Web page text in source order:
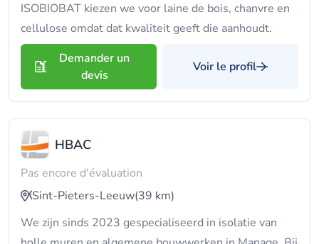
ISOBIOBAT kiezen we voor laine de bois, chanvre en
cellulose omdat dat kwaliteit geeft die aanhoudt.
Demander un
devis
Voir le profil
HBAC
Pas encore d'évaluation
Sint-Pieters-Leeuw(39 km)
We zijn sinds 2023 gespecialiseerd in isolatie van